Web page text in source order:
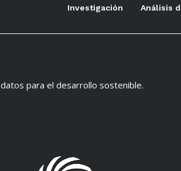
Investigación Análisis
para el desarrollo sostenible.